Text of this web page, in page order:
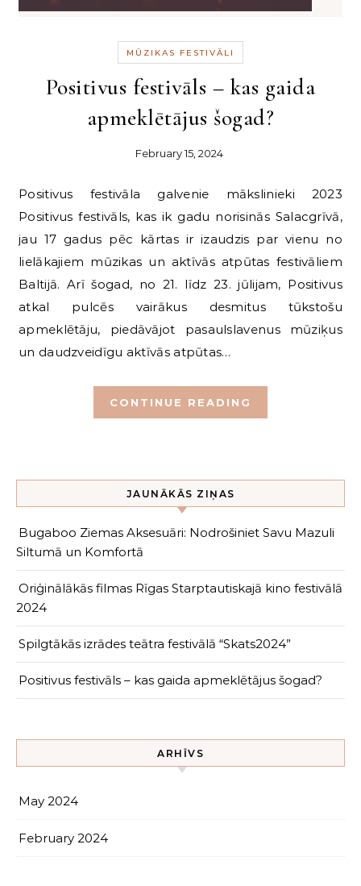
MŪZIKAS FESTIVĀLI
Positivus festivāls – kas gaida
apmeklētājus šogad?
February 15, 2024
Positivus festivāla galvenie mākslinieki 2023
Positivus festivāls, kas ik gadu norisinās Salacgrīvā,
jau 17 gadus pēc kārtas ir izaudzis par vienu no
lielākajiem mūzikas un aktīvās atpūtas festivāliem
Baltijā. Arī šogad, no 21. līdz 23. jūlijam, Positivus
atkal pulcēs vairākus desmitus tūkstošu
apmeklētāju, piedāvājot pasaulslavenus mūziķus
un daudzveidīgu aktīvās atpūtas…
CONTINUE READING
JAUNĀKĀS ZIŅAS
Bugaboo Ziemas Aksesuāri: Nodrošiniet Savu Mazuli
Siltumā un Komfortā
Oriģinālākās filmas Rīgas Starptautiskajā kino festivālā
2024
Spilgtākās izrādes teātra festivālā “Skats2024”
Positivus festivāls – kas gaida apmeklētājus šogad?
ARHĪVS
May 2024
February 2024